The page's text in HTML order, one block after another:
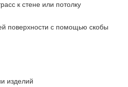
к стене или потолку
поверхности с помощью скобы
изделий